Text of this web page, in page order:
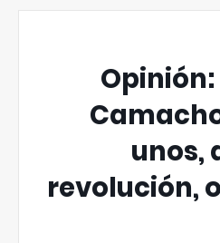
unos,
revolución,